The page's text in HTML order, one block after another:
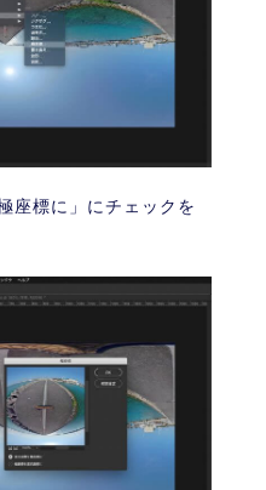
座標に」にチェックを